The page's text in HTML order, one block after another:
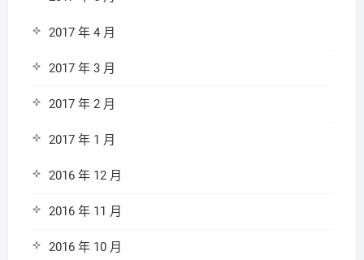
2017 年 4 月
2017 年 3 月
2017 年 2 月
2017 年 1 月
2016 年 12 月
2016 年 11 月
2016 年 10 月